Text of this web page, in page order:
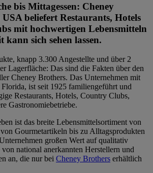
bis Mittagessen: Cheney
beliefert Restaurants, Hotels
mit hochwertigen Lebensmitteln
sich sehen lassen.
knapp 3.300 Angestellte und über 2
Lagerfläche: Das sind die Fakten über den
Cheney Brothers. Das Unternehmen mit
ist seit 1925 familiengeführt und
Restaurants, Hotels, Country Clubs,
Gastronomiebetriebe.
ist das breite Lebensmittelsortiment von
Gourmetartikeln bis zu Alltagsprodukten
großen Wert auf qualitativ
national anerkannten Herstellern und
an, die nur bei Cheney Brothers erhältlich